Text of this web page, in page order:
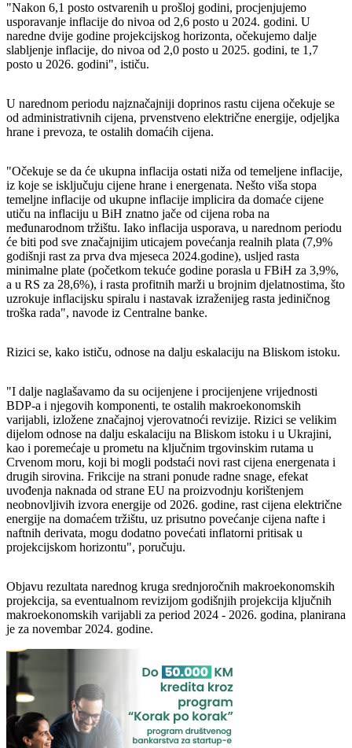
"Nakon 6,1 posto ostvarenih u prošloj godini, procjenjujemo
usporavanje inflacije do nivoa od 2,6 posto u 2024. godini. U
naredne dvije godine projekcijskog horizonta, očekujemo dalje
slabljenje inflacije, do nivoa od 2,0 posto u 2025. godini, te 1,7
posto u 2026. godini", ističu.
U narednom periodu najznačajniji doprinos rastu cijena očekuje se
od administrativnih cijena, prvenstveno električne energije, odjeljka
hrane i prevoza, te ostalih domaćih cijena.
"Očekuje se da će ukupna inflacija ostati niža od temeljene inflacije,
iz koje se isključuju cijene hrane i energenata. Nešto viša stopa
temeljne inflacije od ukupne inflacije implicira da domaće cijene
utiču na inflaciju u BiH znatno jače od cijena roba na
međunarodnom tržištu. Iako inflacija usporava, u narednom periodu
će biti pod sve značajnijim uticajem povećanja realnih plata (7,9%
godišnji rast za prva dva mjeseca 2024.godine), usljed rasta
minimalne plate (početkom tekuće godine porasla u FBiH za 3,9%,
a u RS za 28,6%), i rasta profitnih marži u brojnim djelatnostima, što
uzrokuje inflacijsku spiralu i nastavak izraženijeg rasta jediničnog
troška rada", navode iz Centralne banke.
Rizici se, kako ističu, odnose na dalju eskalaciju na Bliskom istoku.
"I dalje naglašavamo da su ocijenjene i procijenjene vrijednosti
BDP-a i njegovih komponenti, te ostalih makroekonomskih
varijabli, izložene značajnoj vjerovatnoći revizije. Rizici se velikim
dijelom odnose na dalju eskalaciju na Bliskom istoku i u Ukrajini,
kao i poremećaje u prometu na ključnim trgovinskim rutama u
Crvenom moru, koji bi mogli podstaći novi rast cijena energenata i
drugih sirovina. Frikcije na strani ponude radne snage, efekat
uvođenja naknada od strane EU na proizvodnju korištenjem
neobnovljivih izvora energije od 2026. godine, rast cijena električne
energije na domaćem tržištu, uz prisutno povećanje cijena nafte i
naftnih derivata, mogu dodatno povećati inflatorni pritisak u
projekcijskom horizontu", poručuju.
Objavu rezultata narednog kruga srednjoročnih makroekonomskih
projekcija, sa eventualnom revizijom godišnjih projekcija ključnih
makroekonomskih varijabli za period 2024 - 2026. godina, planirana
je za novembar 2024. godine.